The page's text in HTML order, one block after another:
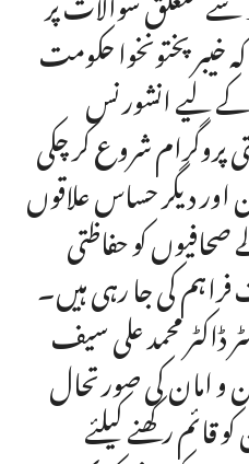
خیبرپختونخوا حکومت
کے لیے انشورنس
پروگرام شروع کر چکی
دیگر حساس علاقوں
کو حفاظتی
کی جا رہی ہیں۔
ڈاکٹر محمد علی سیف
امان کی صورتحال
رکھنے کیلئے